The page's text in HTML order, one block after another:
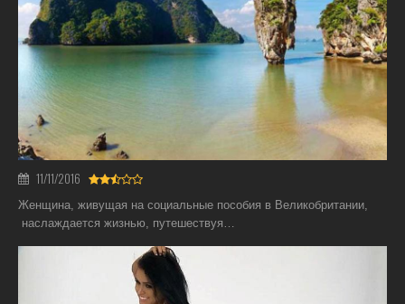
11/11/2016
Женщина, живущая на социальные пособия в Великобритании,
наслаждается жизнью, путешествуя…